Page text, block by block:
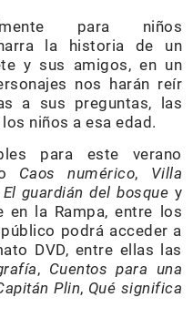
para niños
la historia de un
y sus amigos, en un
nos harán reír
a sus preguntas, las
niños a esa edad.
para este verano
Caos numérico, Villa
El guardián del bosque y
la Rampa, entre los
podrá acceder a
DVD, entre ellas las
, Cuentos para una
Plin, Qué significa